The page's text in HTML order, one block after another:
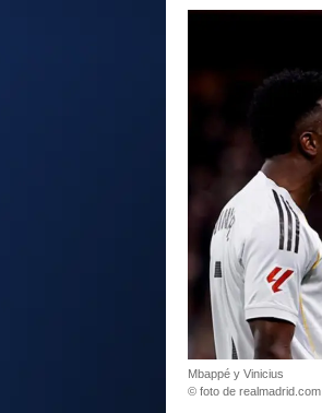
Mbappé y Vinicius
© foto de realmadrid.com